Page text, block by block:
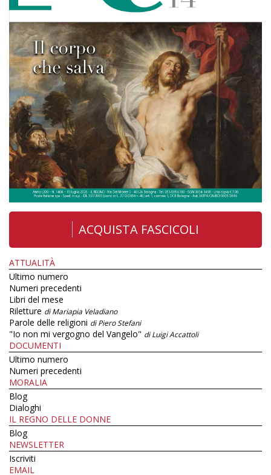
ACQUISTA FASCICOLI
ATTUALITÀ
Ultimo numero
Numeri precedenti
Libri del mese
Riletture di Mariapia Veladiano
Parole delle religioni di Piero Stefani
"Io non mi vergogno del Vangelo" di Luigi Accattoli
DOCUMENTI
Ultimo numero
Numeri precedenti
MORALIA
Blog
Dialoghi
IL REGNO DELLE DONNE
Blog
NEWSLETTER
Iscriviti
EMAIL